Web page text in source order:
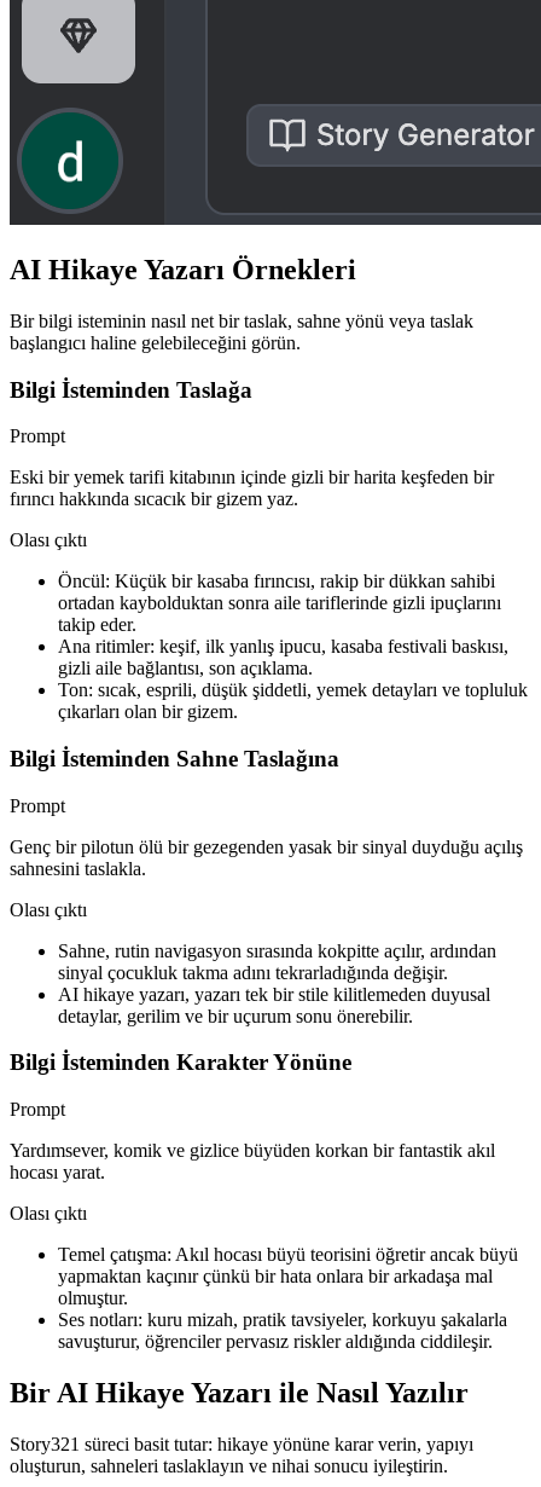
AI Hikaye Yazarı Örnekleri
Bir bilgi isteminin nasıl net bir taslak, sahne yönü veya taslak
başlangıcı haline gelebileceğini görün.
Bilgi İsteminden Taslağa
Prompt
Eski bir yemek tarifi kitabının içinde gizli bir harita keşfeden bir
fırıncı hakkında sıcacık bir gizem yaz.
Olası çıktı
Öncül: Küçük bir kasaba fırıncısı, rakip bir dükkan sahibi
ortadan kaybolduktan sonra aile tariflerinde gizli ipuçlarını
takip eder.
Ana ritimler: keşif, ilk yanlış ipucu, kasaba festivali baskısı,
gizli aile bağlantısı, son açıklama.
Ton: sıcak, esprili, düşük şiddetli, yemek detayları ve topluluk
çıkarları olan bir gizem.
Bilgi İsteminden Sahne Taslağına
Prompt
Genç bir pilotun ölü bir gezegenden yasak bir sinyal duyduğu açılış
sahnesini taslakla.
Olası çıktı
Sahne, rutin navigasyon sırasında kokpitte açılır, ardından
sinyal çocukluk takma adını tekrarladığında değişir.
AI hikaye yazarı, yazarı tek bir stile kilitlemeden duyusal
detaylar, gerilim ve bir uçurum sonu önerebilir.
Bilgi İsteminden Karakter Yönüne
Prompt
Yardımsever, komik ve gizlice büyüden korkan bir fantastik akıl
hocası yarat.
Olası çıktı
Temel çatışma: Akıl hocası büyü teorisini öğretir ancak büyü
yapmaktan kaçınır çünkü bir hata onlara bir arkadaşa mal
olmuştur.
Ses notları: kuru mizah, pratik tavsiyeler, korkuyu şakalarla
savuşturur, öğrenciler pervasız riskler aldığında ciddileşir.
Bir AI Hikaye Yazarı ile Nasıl Yazılır
Story321 süreci basit tutar: hikaye yönüne karar verin, yapıyı
oluşturun, sahneleri taslaklayın ve nihai sonucu iyileştirin.